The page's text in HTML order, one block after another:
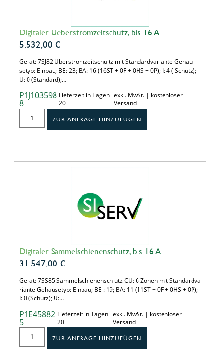
Digitaler Ueberstromzeitschutz, bis 16 A
5.532,00 €
Gerät: 7SJ82 Überstromzeitschu tz mit Standardvariante Gehäu
setyp: Einbau; BE: 23; BA: 16 (16ST + 0F + 0HS + 0P); I: 4 ( Schutz);
U: 0 (Standard);…
P1J103598
8
Lieferzeit in Tagen
20
exkl. MwSt. | kostenloser
Versand
ZUR ANFRAGE HINZUFÜGEN
Digitaler Sammelschienenschutz, bis 16 A
31.547,00 €
Gerät: 7SS85 Sammelschienensch utz CU: 6 Zonen mit Standardva
riante Gehäusetyp: Einbau; BE : 19; BA: 11 (11ST + 0F + 0HS + 0P);
I: 0 (Schutz); U:…
P1E45882
5
Lieferzeit in Tagen
20
exkl. MwSt. | kostenloser
Versand
ZUR ANFRAGE HINZUFÜGEN